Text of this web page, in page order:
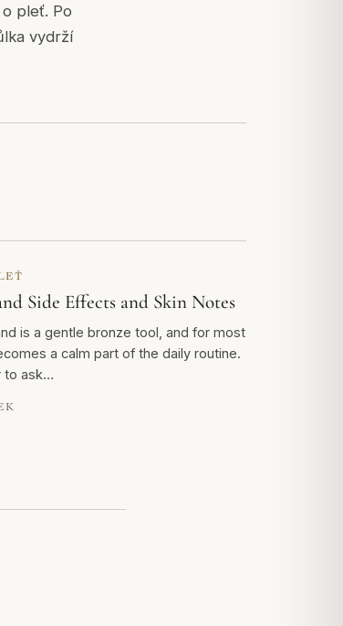
pleť. Po
vydrží
Side Effects and Skin Notes
is a gentle bronze tool, and for most
a calm part of the daily routine.
to ask…